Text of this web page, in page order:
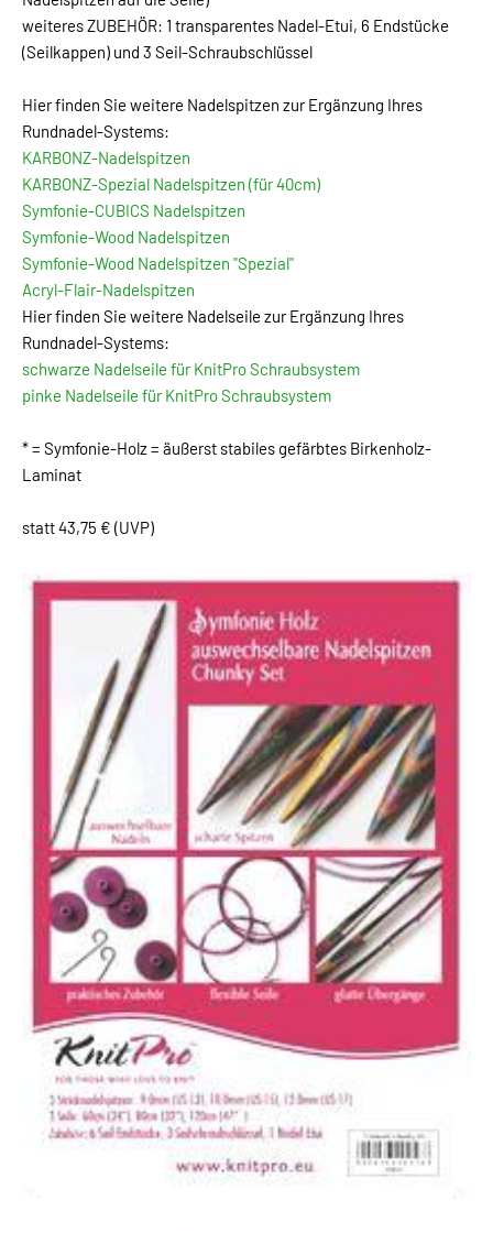
weiteres ZUBEHÖR: 1 transparentes Nadel-Etui, 6 Endstücke
(Seilkappen) und 3 Seil-Schraubschlüssel
Hier finden Sie weitere Nadelspitzen zur Ergänzung Ihres
Rundnadel-Systems:
KARBONZ-Nadelspitzen
KARBONZ-Spezial Nadelspitzen (für 40cm)
Symfonie-CUBICS Nadelspitzen
Symfonie-Wood Nadelspitzen
Symfonie-Wood Nadelspitzen "Spezial"
Acryl-Flair-Nadelspitzen
Hier finden Sie weitere Nadelseile zur Ergänzung Ihres
Rundnadel-Systems:
schwarze Nadelseile für KnitPro Schraubsystem
pinke Nadelseile für KnitPro Schraubsystem
* = Symfonie-Holz = äußerst stabiles gefärbtes Birkenholz-
Laminat
statt 43,75 € (UVP)